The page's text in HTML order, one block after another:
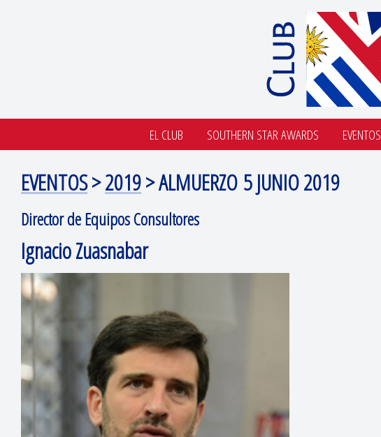
EL CLUB SOUTHERN STAR AWARDS EVENTOS
EVENTOS>2019> ALMUERZO 5 JUNIO 2019
Director de Equipos Consultores
Ignacio Zuasnabar